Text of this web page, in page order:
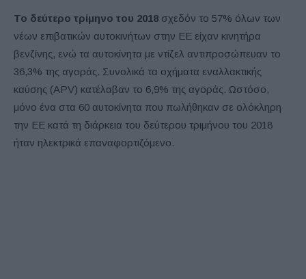
Το δεύτερο τρίμηνο του 2018 σχεδόν το 57% όλων των
νέων επιβατικών αυτοκινήτων στην ΕΕ είχαν κινητήρα
βενζίνης, ενώ τα αυτοκίνητα με ντίζελ αντιπροσώπευαν το
36,3% της αγοράς. Συνολικά τα οχήματα εναλλακτικής
καύσης (APV) κατέλαβαν το 6,9% της αγοράς. Ωστόσο,
μόνο ένα στα 60 αυτοκίνητα που πωλήθηκαν σε ολόκληρη
την ΕΕ κατά τη διάρκεια του δεύτερου τριμήνου του 2018
ήταν ηλεκτρικά επαναφορτιζόμενο.